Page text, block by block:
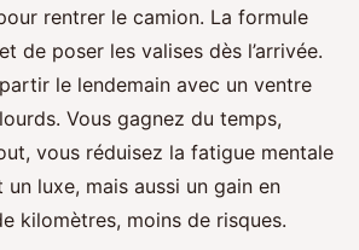
rentrer le camion. La formule
de poser les valises dès l’arrivée.
le lendemain avec un ventre
Vous gagnez du temps,
vous réduisez la fatigue mentale
un luxe, mais aussi un gain en
kilomètres, moins de risques.